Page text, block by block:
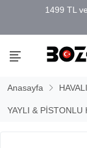
Anasayfa HAVALI
YAYLI & PİSTONLU